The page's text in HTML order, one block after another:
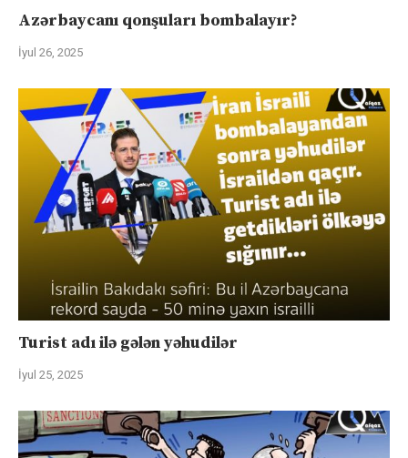
Azərbaycanı qonşuları bombalayır?
İyul 26, 2025
Turist adı ilə gələn yəhudilər
İyul 25, 2025